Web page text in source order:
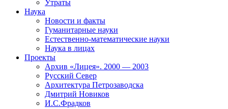
Утраты
Наука
Новости и факты
Гуманитарные науки
Естественно-математические науки
Наука в лицах
Проекты
Архив «Лицея». 2000 — 2003
Русский Север
Архитектура Петрозаводска
Дмитрий Новиков
И.С.Фрадков